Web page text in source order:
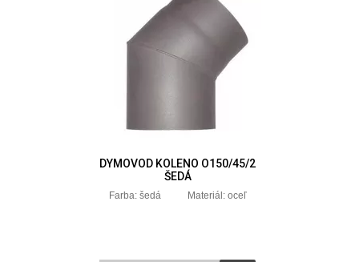
DYMOVOD KOLENO O150/45/2
ŠEDÁ
Farba: šedá Materiál: oceľ